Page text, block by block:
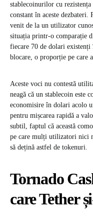
stablecoinurilor cu
constant în aceste dezbateri.
venit de la un utilizator
situația printr-o comparație
fiecare 70 de dolari
blocare, o proporție pe care
Aceste voci nu contestă
neagă că un stablecoin este
economisire în dolari acolo
pentru mișcarea rapidă a
subtil, faptul că această
pe care mulți utilizatori nici
să dețină astfel de tokenuri.
Tornado
care Tether